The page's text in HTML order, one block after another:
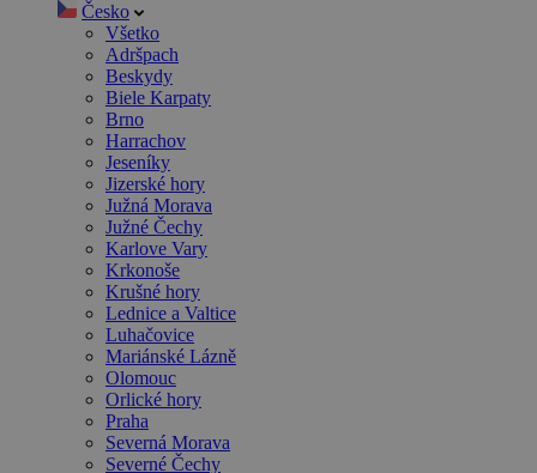
Česko
Všetko
Adršpach
Beskydy
Biele Karpaty
Brno
Harrachov
Jeseníky
Jizerské hory
Južná Morava
Južné Čechy
Karlove Vary
Krkonoše
Krušné hory
Lednice a Valtice
Luhačovice
Mariánské Lázně
Olomouc
Orlické hory
Praha
Severná Morava
Severné Čechy